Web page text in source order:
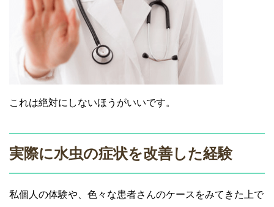
これは絶対にしないほうがいいです。
実際に水虫の症状を改善した経験
私個人の体験や、色々な患者さんのケースをみてきた上で